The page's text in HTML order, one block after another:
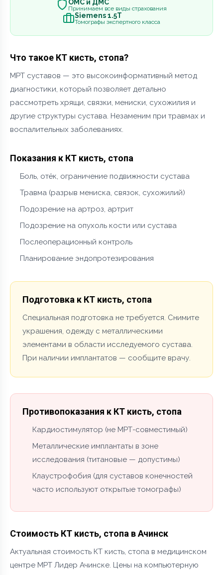
ОМС и ДМС
Принимаем все виды страхования
Siemens 1.5Т
Томографы экспертного класса
Что такое КТ кисть, стопа?
МРТ суставов — это высокоинформативный метод
диагностики, который позволяет детально
рассмотреть хрящи, связки, мениски, сухожилия и
другие структуры сустава. Незаменим при травмах и
воспалительных заболеваниях.
Показания к КТ кисть, стопа
Боль, отёк, ограничение подвижности сустава
Травма (разрыв мениска, связок, сухожилий)
Подозрение на артроз, артрит
Подозрение на опухоль кости или сустава
Послеоперационный контроль
Планирование эндопротезирования
Подготовка к КТ кисть, стопа
Специальная подготовка не требуется. Снимите
украшения, одежду с металлическими
элементами в области исследуемого сустава.
При наличии имплантатов — сообщите врачу.
Противопоказания к КТ кисть, стопа
Кардиостимулятор (не МРТ-совместимый)
Металлические имплантаты в зоне
исследования (титановые — допустимы)
Клаустрофобия (для суставов конечностей
часто используют открытые томографы)
Стоимость КТ кисть, стопа в Ачинск
Актуальная стоимость КТ кисть, стопа в медицинском
центре МРТ Лидер Ачинске. Цены на компьютерную